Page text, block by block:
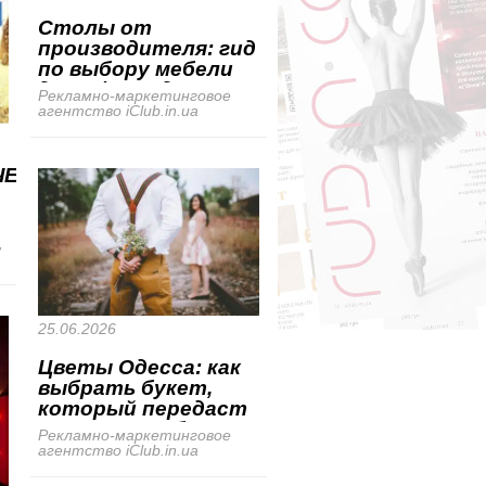
Столы от
производителя: гид
по выбору мебели
для офиса, дома и
гостиниц
Рекламно-маркетинговое
агентство iClub.in.ua
25.06.2026
Цветы Одесса: как
выбрать букет,
который передаст
настроение без
лишних слов
Рекламно-маркетинговое
агентство iClub.in.ua